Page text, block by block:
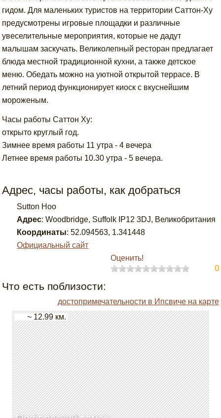
гидом. Для маленьких туристов на территории Саттон-Ху
предусмотрены игровые площадки и различные
увеселительные мероприятия, которые не дадут
малышам заскучать. Великолепный ресторан предлагает
блюда местной традиционной кухни, а также детское
меню. Обедать можно на уютной открытой террасе. В
летний период функционирует киоск с вкуснейшим
мороженым.
Часы работы Саттон Ху:
открыто круглый год.
Зимнее время работы 11 утра - 4 вечера
Летнее время работы 10.30 утра - 5 вечера.
Адрес, часы работы, как добраться
Sutton Hoo
Адрес:Woodbridge, Suffolk IP12 3DJ, Великобритания
Координаты: 52.094563, 1.341448
Официальный сайт
Оценить!
0
Что есть поблизости:
достопримечательности в Ипсвиче на карте
~ 12.99 км.